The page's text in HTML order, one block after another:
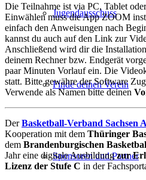
Jugendausschuss
Finde deinen Verein
Sponsoren und Partner
Die Teilnahme ist via PC, Tablet
Einwählen muss die App ZOOM
einfach den Anweisungen nach
kannst du auch auf den Link zur
Anschließend wird dir die
deinem Rechner bzw. Endgerät
paar Minuten Vorlauf ein. Die
statt. Bitte gewähre der Software
Verwende als Namen bitte deinen
DerBasketball-Verband Sachsen
Kooperation mit dem Thüringer
dem Brandenburgischen
Jahr eine digitale Ausbildungzur
Lizenz der Stufe C in der